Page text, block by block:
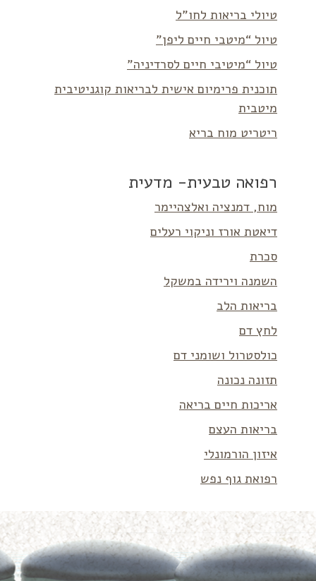
טיולי בריאות לחו”ל
טיול “מיטבי חיים ליפן”
טיול “מיטיבי חיים לסרדיניה”
תוכנית פרימיום אישית לבריאות קוגניטיבית
מיטבית
ריטריט מוח בריא
רפואה טבעית- מדעית
מוח, דמנציה ואלצהיימר
דיאטת אורז וניקוי רעלים
סכרת
השמנה וירידה במשקל
בריאות הלב
לחץ דם
כולסטרול ושומני דם
תזונה נכונה
אריכות חיים בריאה
בריאות העצם
איזון הורמונלי
רפואת גוף נפש